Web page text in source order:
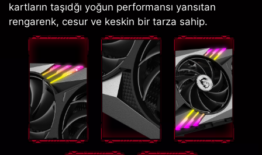
kartların taşıdğı yoğun performansı yansıtan
rengarenk, cesur ve keskin bir tarza sahip.